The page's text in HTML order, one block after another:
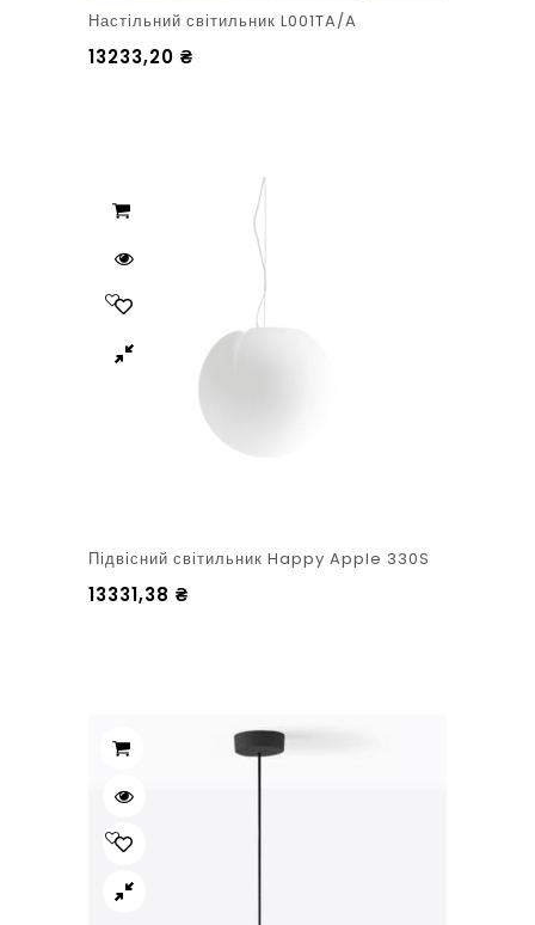
Настільний світильник L001TA/A
13233,20 ₴
Підвісний світильник Happy Apple 330S
13331,38 ₴